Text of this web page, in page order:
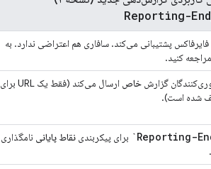
Reporting-
مراجعه کنید.
گزارش خاص
ارسال می‌کند (فقط یک URL برای
شده است).
برای پیکربندی نقاط پایانی نامگذاری